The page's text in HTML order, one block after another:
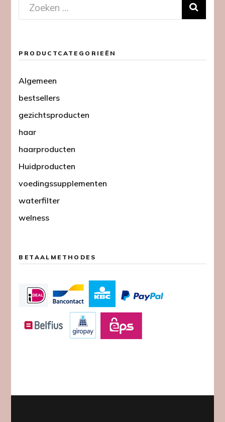
Zoeken
naar:
PRODUCTCATEGORIEËN
Algemeen
bestsellers
gezichtsproducten
haar
haarproducten
Huidproducten
voedingssupplementen
waterfilter
welness
BETAALMETHODES